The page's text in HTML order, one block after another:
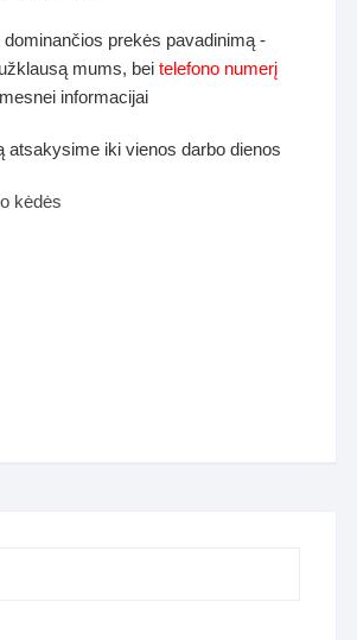
prekės pavadinimą -
mums, beitelefono numerį
informacijai
atsakysime iki vienos darbo dienos
kėdės